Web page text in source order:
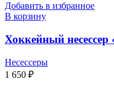
Добавить в избранное
В корзину
Хоккейный несессер
Несессеры
1 650 ₽